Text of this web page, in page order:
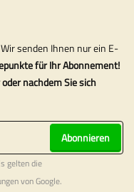
senden Ihnen nur ein E-
für Ihr Abonnement!
nachdem Sie sich
Abonnieren
gelten die
von Google.